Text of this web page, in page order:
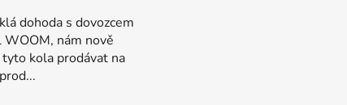
dohoda s dovozcem
WOOM, nám nově
kola prodávat na